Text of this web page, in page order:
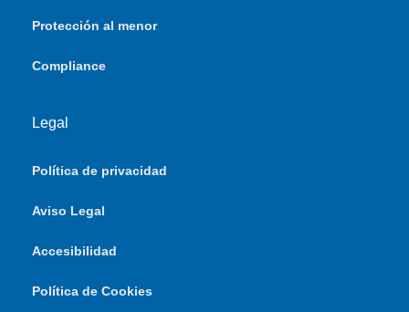
Protección al menor
Compliance
Legal
Política de privacidad
Aviso Legal
Accesibilidad
Política de Cookies